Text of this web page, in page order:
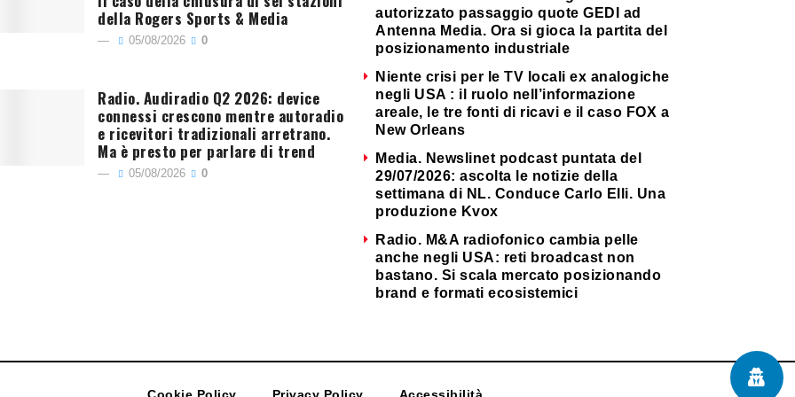
della Rogers Sports & Media
05/08/2026 0
Radio. Audiradio Q2 2026: device
connessi crescono mentre autoradio
e ricevitori tradizionali arretrano.
Ma è presto per parlare di trend
05/08/2026 0
autorizzato passaggio quote GEDI ad
Antenna Media. Ora si gioca la partita del
posizionamento industriale
Niente crisi per le TV locali ex analogiche
negli USA : il ruolo nell’informazione
areale, le tre fonti di ricavi e il caso FOX a
New Orleans
Media. Newslinet podcast puntata del
29/07/2026: ascolta le notizie della
settimana di NL. Conduce Carlo Elli. Una
produzione Kvox
Radio. M&A radiofonico cambia pelle
anche negli USA: reti broadcast non
bastano. Si scala mercato posizionando
brand e formati ecosistemici